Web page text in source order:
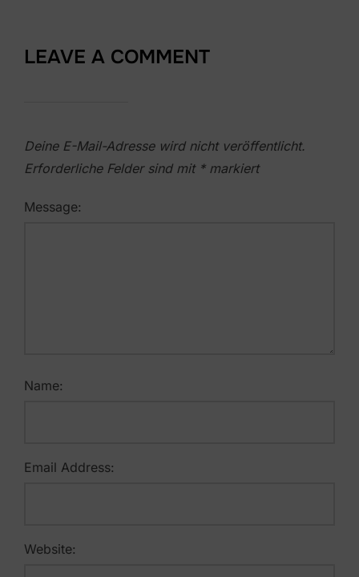
LEAVE A COMMENT
Deine E-Mail-Adresse wird nicht veröffentlicht.
Erforderliche Felder sind mit *markiert
Message:
Name:
Email Address:
Website: